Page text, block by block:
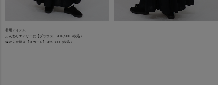
着用アイテム
ふんわりエアリーに【ブラウス】 ¥16,500（税込）
森からお便り【スカート】 ¥25,300（税込）